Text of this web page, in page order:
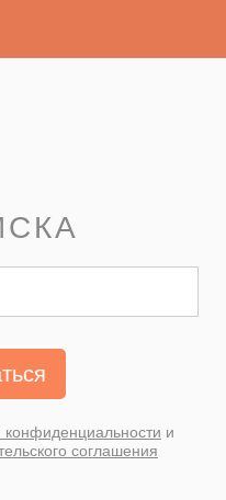
конфиденциальности и
соглашения